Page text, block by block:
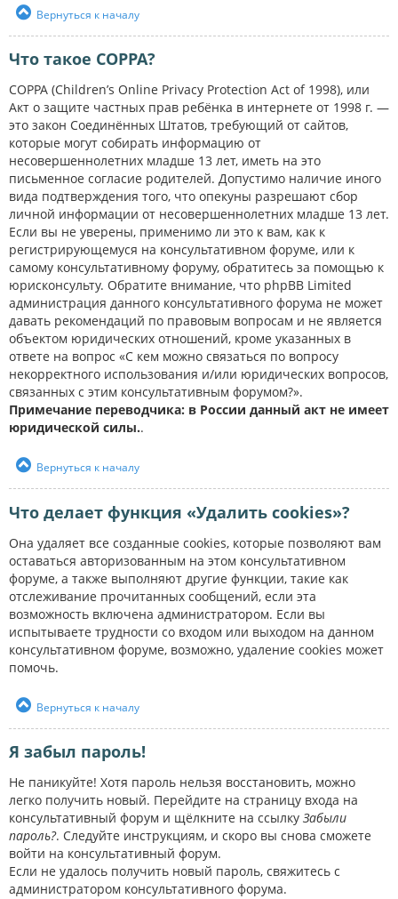
Вернуться к началу
Что такое COPPA?
COPPA (Children’s Online Privacy Protection Act of 1998), или
Акт о защите частных прав ребёнка в интернете от 1998 г. —
это закон Соединённых Штатов, требующий от сайтов,
которые могут собирать информацию от
несовершеннолетних младше 13 лет, иметь на это
письменное согласие родителей. Допустимо наличие иного
вида подтверждения того, что опекуны разрешают сбор
личной информации от несовершеннолетних младше 13 лет.
Если вы не уверены, применимо ли это к вам, как к
регистрирующемуся на консультативном форуме, или к
самому консультативному форуму, обратитесь за помощью к
юрисконсульту. Обратите внимание, что phpBB Limited
администрация данного консультативного форума не может
давать рекомендаций по правовым вопросам и не является
объектом юридических отношений, кроме указанных в
ответе на вопрос «С кем можно связаться по вопросу
некорректного использования и/или юридических вопросов,
связанных с этим консультативным форумом?».
Примечание переводчика: в России данный акт не имеет
юридической силы..
Вернуться к началу
Что делает функция «Удалить cookies»?
Она удаляет все созданные cookies, которые позволяют вам
оставаться авторизованным на этом консультативном
форуме, а также выполняют другие функции, такие как
отслеживание прочитанных сообщений, если эта
возможность включена администратором. Если вы
испытываете трудности со входом или выходом на данном
консультативном форуме, возможно, удаление cookies может
помочь.
Вернуться к началу
Я забыл пароль!
Не паникуйте! Хотя пароль нельзя восстановить, можно
легко получить новый. Перейдите на страницу входа на
консультативный форум и щёлкните на ссылку Забыли
пароль?. Следуйте инструкциям, и скоро вы снова сможете
войти на консультативный форум.
Если не удалось получить новый пароль, свяжитесь с
администратором консультативного форума.